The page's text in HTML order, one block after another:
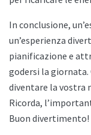
In conclusione,
un’esperienza
pianificazione e
godersi la giornata.
diventare la vostra
Ricorda,
Buon divertimento!